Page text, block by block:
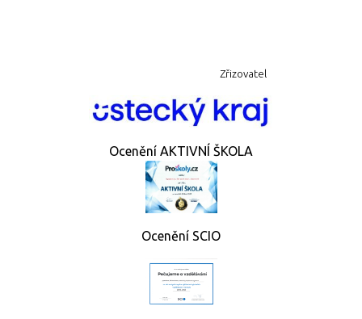
Zřizovatel
Ocenění AKTIVNÍ ŠKOLA
Ocenění SCIO